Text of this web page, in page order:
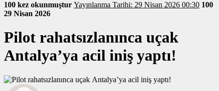
100 kez okunmuştur
Yayınlanma Tarihi: 29 Nisan 2026 00:30 100
29 Nisan 2026
Pilot rahatsızlanınca uçak
Antalya’ya acil iniş yaptı!